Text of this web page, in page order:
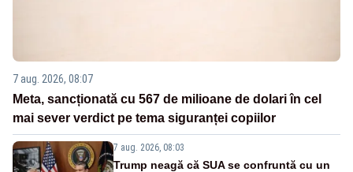
7 aug. 2026, 08:07
Meta, sancționată cu 567 de milioane de dolari în cel
mai sever verdict pe tema siguranței copiilor
7 aug. 2026, 08:03
Trump neagă că SUA se confruntă cu un